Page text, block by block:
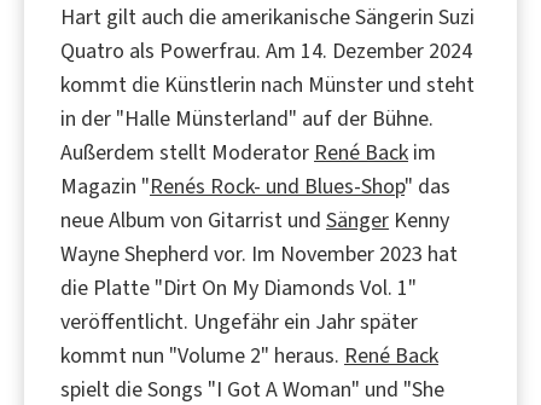
Hart gilt auch die amerikanische Sängerin Suzi
Quatro als Powerfrau. Am 14. Dezember 2024
kommt die Künstlerin nach Münster und steht
in der "Halle Münsterland" auf der Bühne.
Außerdem stellt Moderator René Back im
Magazin "Renés Rock- und Blues-Shop" das
neue Album von Gitarrist und Sänger Kenny
Wayne Shepherd vor. Im November 2023 hat
die Platte "Dirt On My Diamonds Vol. 1"
veröffentlicht. Ungefähr ein Jahr später
kommt nun "Volume 2" heraus. René Back
spielt die Songs "I Got A Woman" und "She